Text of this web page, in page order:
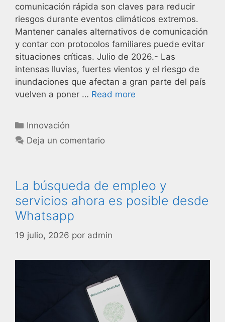
comunicación rápida son claves para reducir
riesgos durante eventos climáticos extremos.
Mantener canales alternativos de comunicación
y contar con protocolos familiares puede evitar
situaciones críticas. Julio de 2026.- Las
intensas lluvias, fuertes vientos y el riesgo de
inundaciones que afectan a gran parte del país
vuelven a poner … Read more
Innovación
Deja un comentario
La búsqueda de empleo y
servicios ahora es posible desde
Whatsapp
19 julio, 2026 por admin